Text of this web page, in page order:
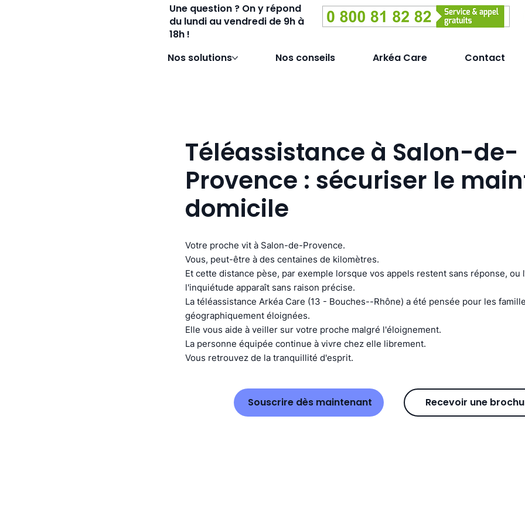
Une question ? On y répond
du lundi au vendredi de 9h à
18h !
Nos solutions Nos conseils Arkéa Care Contact
Téléassistance à Salon-de-
Provence : sécuriser le
domicile
Votre proche vit à Salon-de-Provence.
Vous, peut-être à des centaines de kilomètres.
Et cette distance pèse, par exemple lorsque vos appels restent sans réponse, ou
l'inquiétude apparaît sans raison précise.
La téléassistance Arkéa Care (13 - Bouches--Rhône) a été pensée pour les
géographiquement éloignées.
Elle vous aide à veiller sur votre proche malgré l'éloignement.
La personne équipée continue à vivre chez elle librement.
Vous retrouvez de la tranquillité d'esprit.
Souscrire dès maintenant Recevoir une